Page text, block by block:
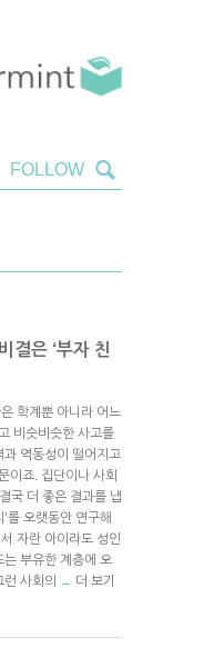
결은 ‘부자 친
학계뿐 아니라 어느
비슷비슷한 사고를
역동성이 떨어지고
이죠. 집단이나 사회
국 더 좋은 결과를 냅
를 오랫동안 연구해
자란 아이라도 성인
는 부유한 계층에 오
사회의
→ 더 보기